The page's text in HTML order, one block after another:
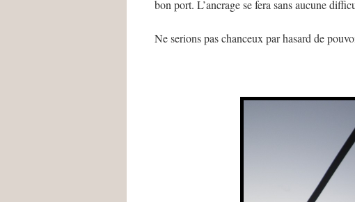
bon port. L’ancrage se fera sans aucune
Ne serions pas chanceux par hasard de